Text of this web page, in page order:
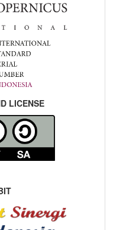
LICENSE